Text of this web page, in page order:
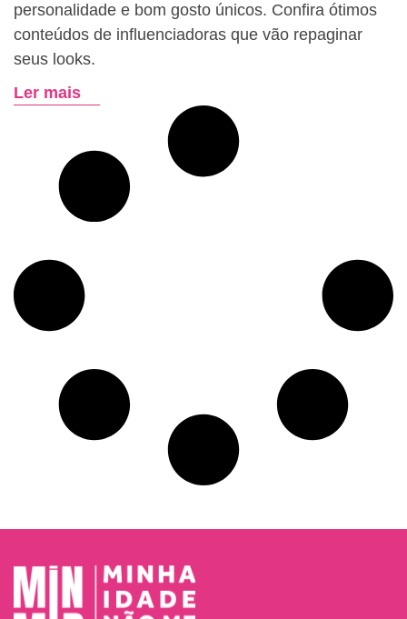
personalidade e bom gosto únicos. Confira ótimos
conteúdos de influenciadoras que vão repaginar
seus looks.
Ler mais